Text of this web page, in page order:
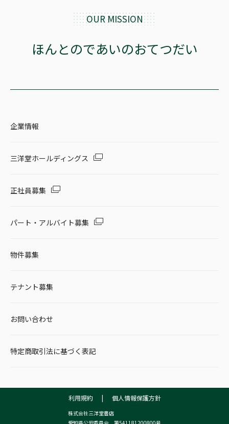
OUR MISSION
ほんとのであいのおてつだい
企業情報
三洋堂ホールディングス
正社員募集
パート・アルバイト募集
物件募集
テナント募集
お問い合わせ
特定商取引法に基づく表記
利用規約 | 個人情報保護方針
株式会社三洋堂書店